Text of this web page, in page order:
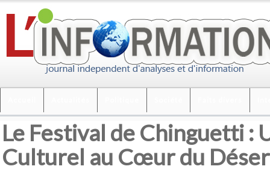
Le Festival de Chinguetti :
Culturel au Cœur du